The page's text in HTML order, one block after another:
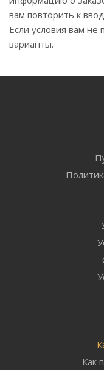
вам повторить к
Если условия вам
варианты.
Как